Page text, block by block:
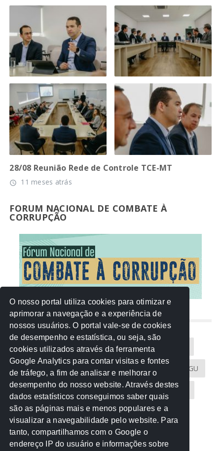
28/08 Reunião Rede de Controle TCE-MT
access_time 11 meses atrás
FORUM NACIONAL DE COMBATE À
CORRUPÇÃO
NUVEM DE TAGS
Acontece na Rede AGU AMM
Atricon Audicom CAU-MT CGU
CREA-MT Eventos MPC-MT MPE-MT
MPF Notícias PF PGE-MT PGR
Receita Federal Sem categoria
O nosso portal utiliza cookies para otimizar e
aprimorar a navegação e a experiência de
nossos usuários. O portal vale-se de cookies
de desempenho e estatística, ou seja, são
cookies utilizados através da ferramenta
Google Analytics para contar visitas e fontes
de tráfego, a fim de analisar e melhorar o
desempenho do nosso website. Através destes
dados estatísticos conseguimos saber quais
são as páginas mais e menos populares e a
visualizar a navegabilidade pelo website. Para
tanto, compartilhamos com o Google o
endereço IP do usuário e informações sobre